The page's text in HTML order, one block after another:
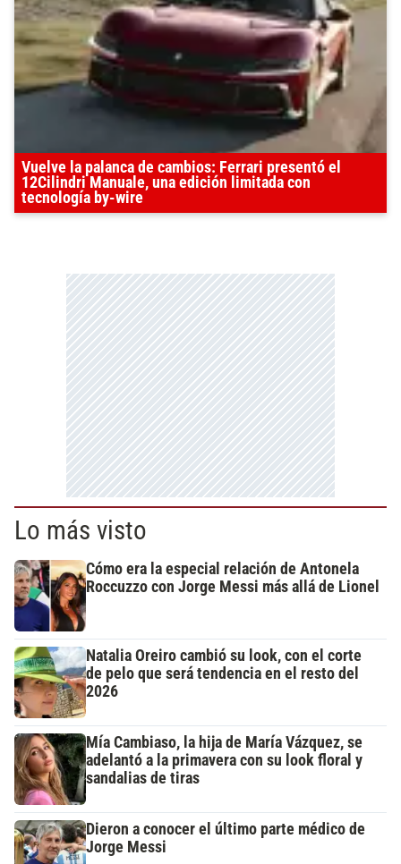
Vuelve la palanca de cambios: Ferrari presentó el
12Cilindri Manuale, una edición limitada con
tecnología by-wire
Lo más visto
Cómo era la especial relación de Antonela
Roccuzzo con Jorge Messi más allá de Lionel
Natalia Oreiro cambió su look, con el corte
de pelo que será tendencia en el resto del
2026
Mía Cambiaso, la hija de María Vázquez, se
adelantó a la primavera con su look floral y
sandalias de tiras
Dieron a conocer el último parte médico de
Jorge Messi